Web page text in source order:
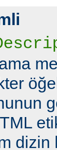
dizin